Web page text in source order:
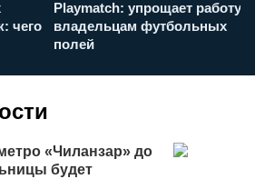
чего
Playmatch: упрощает работу
владельцам футбольных
полей
«Чиланзар» до
будет